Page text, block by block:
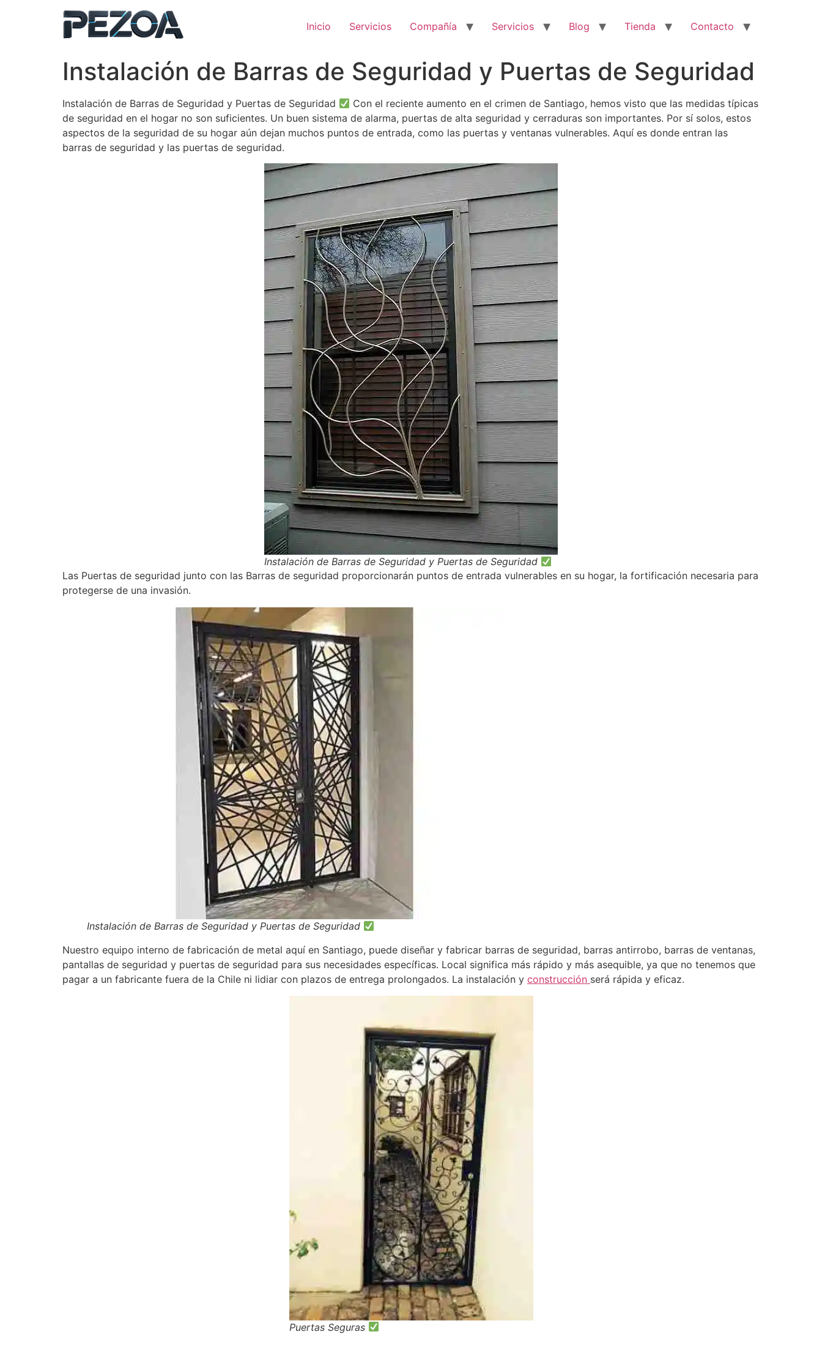
Inicio Servicios Compañía Servicios Blog Tienda Contacto
Instalación de Barras de Seguridad y Puertas de Seguridad
Instalación de Barras de Seguridad y Puertas de Seguridad
Con el reciente aumento en el crimen de Santiago, hemos visto que las medidas típicas
de seguridad en el hogar no son suficientes. Un buen sistema de alarma, puertas de alta seguridad y cerraduras son importantes. Por sí solos, estos
aspectos de la seguridad de su hogar aún dejan muchos puntos de entrada, como las puertas y ventanas vulnerables. Aquí es donde entran las
barras de seguridad y las puertas de seguridad.
Instalación de Barras de Seguridad y Puertas de Seguridad
Las Puertas de seguridad junto con las Barras de seguridad proporcionarán puntos de entrada vulnerables en su hogar, la fortificación necesaria para
protegerse de una invasión.
Instalación de Barras de Seguridad y Puertas de Seguridad
Nuestro equipo interno de fabricación de metal aquí en Santiago, puede diseñar y fabricar barras de seguridad, barras antirrobo, barras de ventanas,
pantallas de seguridad y puertas de seguridad para sus necesidades específicas. Local significa más rápido y más asequible, ya que no tenemos que
pagar a un fabricante fuera de la Chile ni lidiar con plazos de entrega prolongados. La instalación y construcción será rápida y eficaz.
Puertas Seguras